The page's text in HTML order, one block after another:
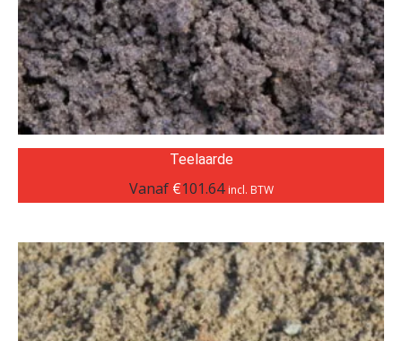
Teelaarde
Vanaf €101.64 incl. BTW